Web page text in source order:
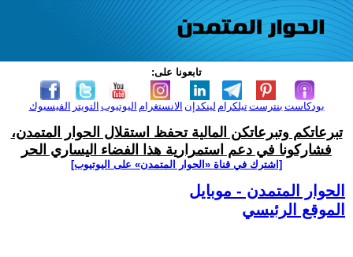
تابعونا على:
الفيسبوك التويتر اليوتيوب الانستغرام لينكدإن تيلكرامبنترست بودكاست
تبرعاتكم وتبرعاتكن المالية تحفظ استقلال الحوار المتمدن،
فشاركونا في دعم استمرارية هذا الفضاء اليساري الحر
[اشترك في قناة ‫«الحوار المتمدن» على اليوتيوب]
الحوار المتمدن - موبايل
الموقع الرئيسي